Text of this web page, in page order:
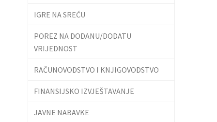
IGRE NA SREĆU
POREZ NA DODANU/DODATU
VRIJEDNOST
RAČUNOVODSTVO I KNJIGOVODSTVO
FINANSIJSKO IZVJEŠTAVANJE
JAVNE NABAVKE